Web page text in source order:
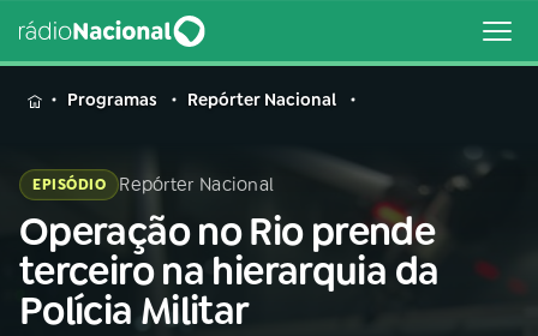
MENU
Buscar
na
Rádio
Nacional
Buscar
Programas Repórter Nacional
EPISÓDIO Repórter Nacional
Operação no Rio prende
terceiro na hierarquia da
Polícia Militar